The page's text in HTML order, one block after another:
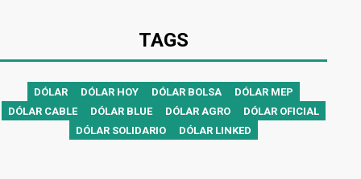
TAGS
DÓLAR DÓLAR HOY DÓLAR BOLSA
DÓLAR MEP
DÓLAR CABLE
DÓLAR BLUE DÓLAR AGRO
DÓLAR OFICIAL
DÓLAR SOLIDARIO
DÓLAR LINKED